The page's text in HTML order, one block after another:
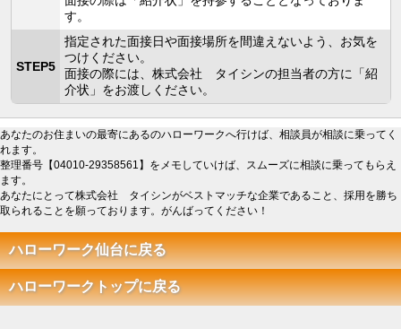
す。
STEP5
指定された面接日や面接場所を間違えないよう、お気を
つけください。
面接の際には、株式会社 タイシンの担当者の方に「紹
介状」をお渡しください。
あなたのお住まいの最寄にあるのハローワークへ行けば、相談員が相談に乗ってく
れます。
整理番号【04010-29358561】をメモしていけば、スムーズに相談に乗ってもらえ
ます。
あなたにとって株式会社 タイシンがベストマッチな企業であること、採用を勝ち
取られることを願っております。がんばってください！
ハローワーク仙台に戻る
ハローワークトップに戻る